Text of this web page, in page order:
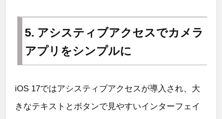
5. アシスティブアクセスでカメラ
アプリをシンプルに
iOS 17ではアシスティブアクセスが導入され、大
きなテキストとボタンで見やすいインターフェイ